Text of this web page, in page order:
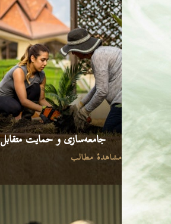
جامعه‌سازی و حمایت متقابل
مشاهدهٔ مطالب